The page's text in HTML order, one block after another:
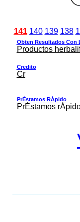
141 140 139 138
Obten Resultados Con
Productos
Credito
Cr
PrÉstamos RÁpido
PrÉstamos